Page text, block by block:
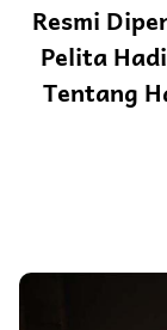
Resmi
Pelita
Tentang